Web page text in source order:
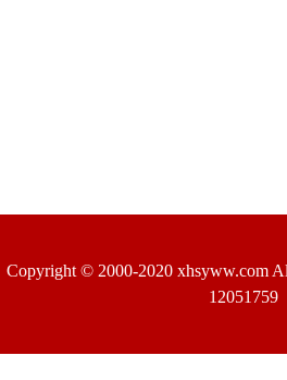
Copyright © 2000-2020 xhsyww.com
12051759